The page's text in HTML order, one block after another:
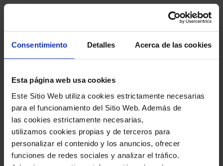
Consentimiento Detalles Acerca de las cookies
Esta página web usa cookies
Este Sitio Web utiliza cookies estrictamente necesarias
para el funcionamiento del Sitio Web. Además de
las cookies estrictamente necesarias,
utilizamos cookies propias y de terceros para
personalizar el contenido y los anuncios, ofrecer
funciones de redes sociales y analizar el tráfico.
Atención: este concierto tendrá lugar en
la Sala Espai Cultural de la Ametlla del
espacio; entrada con invitación.
Ficha artística
Cor de Cambra del Palau de la Música
Catalana